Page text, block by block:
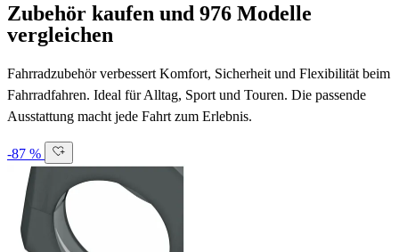
Zubehör kaufen und 976 Modelle
vergleichen
Fahrradzubehör verbessert Komfort, Sicherheit und Flexibilität beim
Fahrradfahren. Ideal für Alltag, Sport und Touren. Die passende
Ausstattung macht jede Fahrt zum Erlebnis.
-87 %